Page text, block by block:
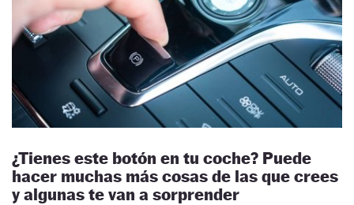
¿Tienes este botón en tu coche? Puede
hacer muchas más cosas de las que crees
y algunas te van a sorprender